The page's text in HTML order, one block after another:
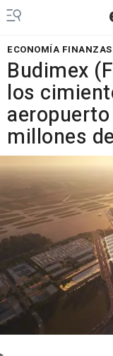
ECONOMÍA FINANZAS
Budimex
los
millones